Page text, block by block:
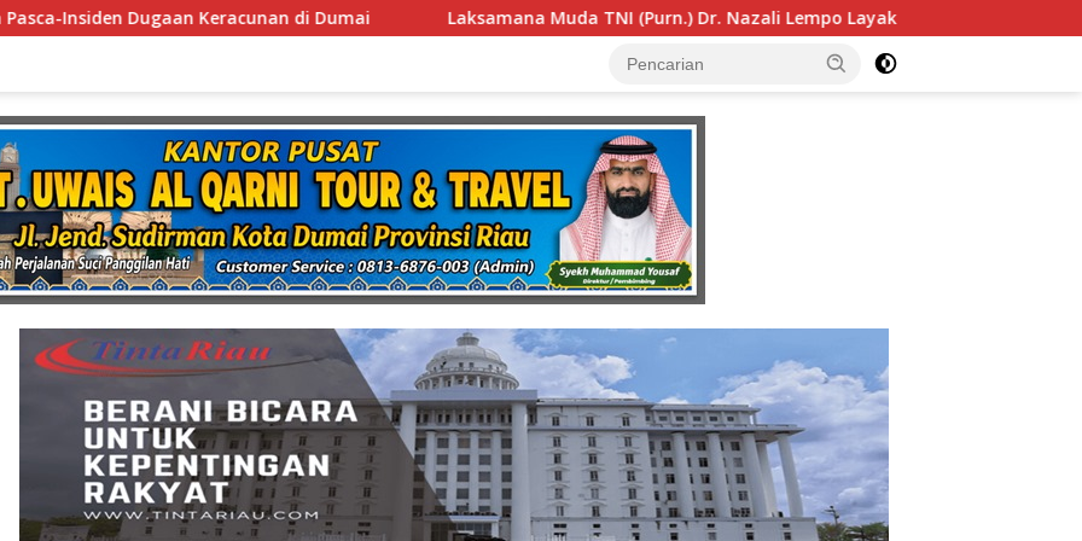
Laksamana Muda TNI (Purn.) Dr. Nazali Lempo Layak Dipertimbangkan sebagai Jaksa Agung: Tegas,